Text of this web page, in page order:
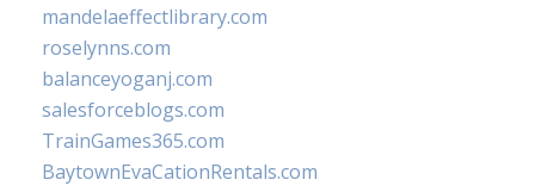
mandelaeffectlibrary.com
roselynns.com
balanceyoganj.com
salesforceblogs.com
TrainGames365.com
BaytownEvaCationRentals.com